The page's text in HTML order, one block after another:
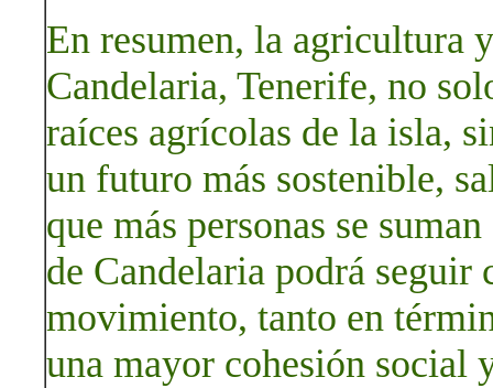
En resumen, la agricultura
Candelaria, Tenerife, no
raíces agrícolas de la isla,
un futuro más sostenible,
que más personas se
de Candelaria podrá seguir
movimiento, tanto en
una mayor cohesión social